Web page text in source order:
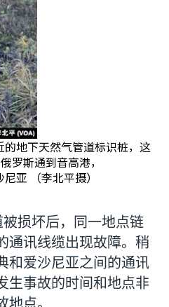
地下天然气管道标识桩，这
罗斯通到音高港，
亚 （李北平摄）
被损坏后，同一地点链
通讯线缆出现故障。稍
和爱沙尼亚之间的通讯
生事故的时间和地点非
点。